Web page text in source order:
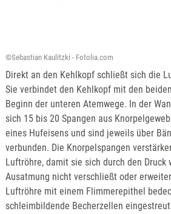
©Sebastian Kaulitzki - Fotolia.com
Direkt an den Kehlkopf schließt sich die
Sie verbindet den Kehlkopf mit den
Beginn der unteren Atemwege. In der
sich 15 bis 20 Spangen aus
eines Hufeisens und sind jeweils über
verbunden. Die Knorpelspangen
Luftröhre, damit sie sich durch den Druck
Ausatmung nicht verschließt oder
Luftröhre mit einem Flimmerepithel
schleimbildende Becherzellen